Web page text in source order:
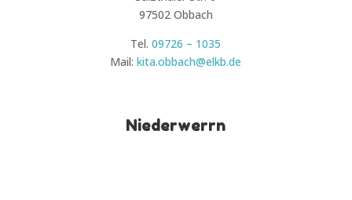
97502 Obbach
Tel.09726 – 1035
Mail:kita.obbach@elkb.de
Niederwerrn